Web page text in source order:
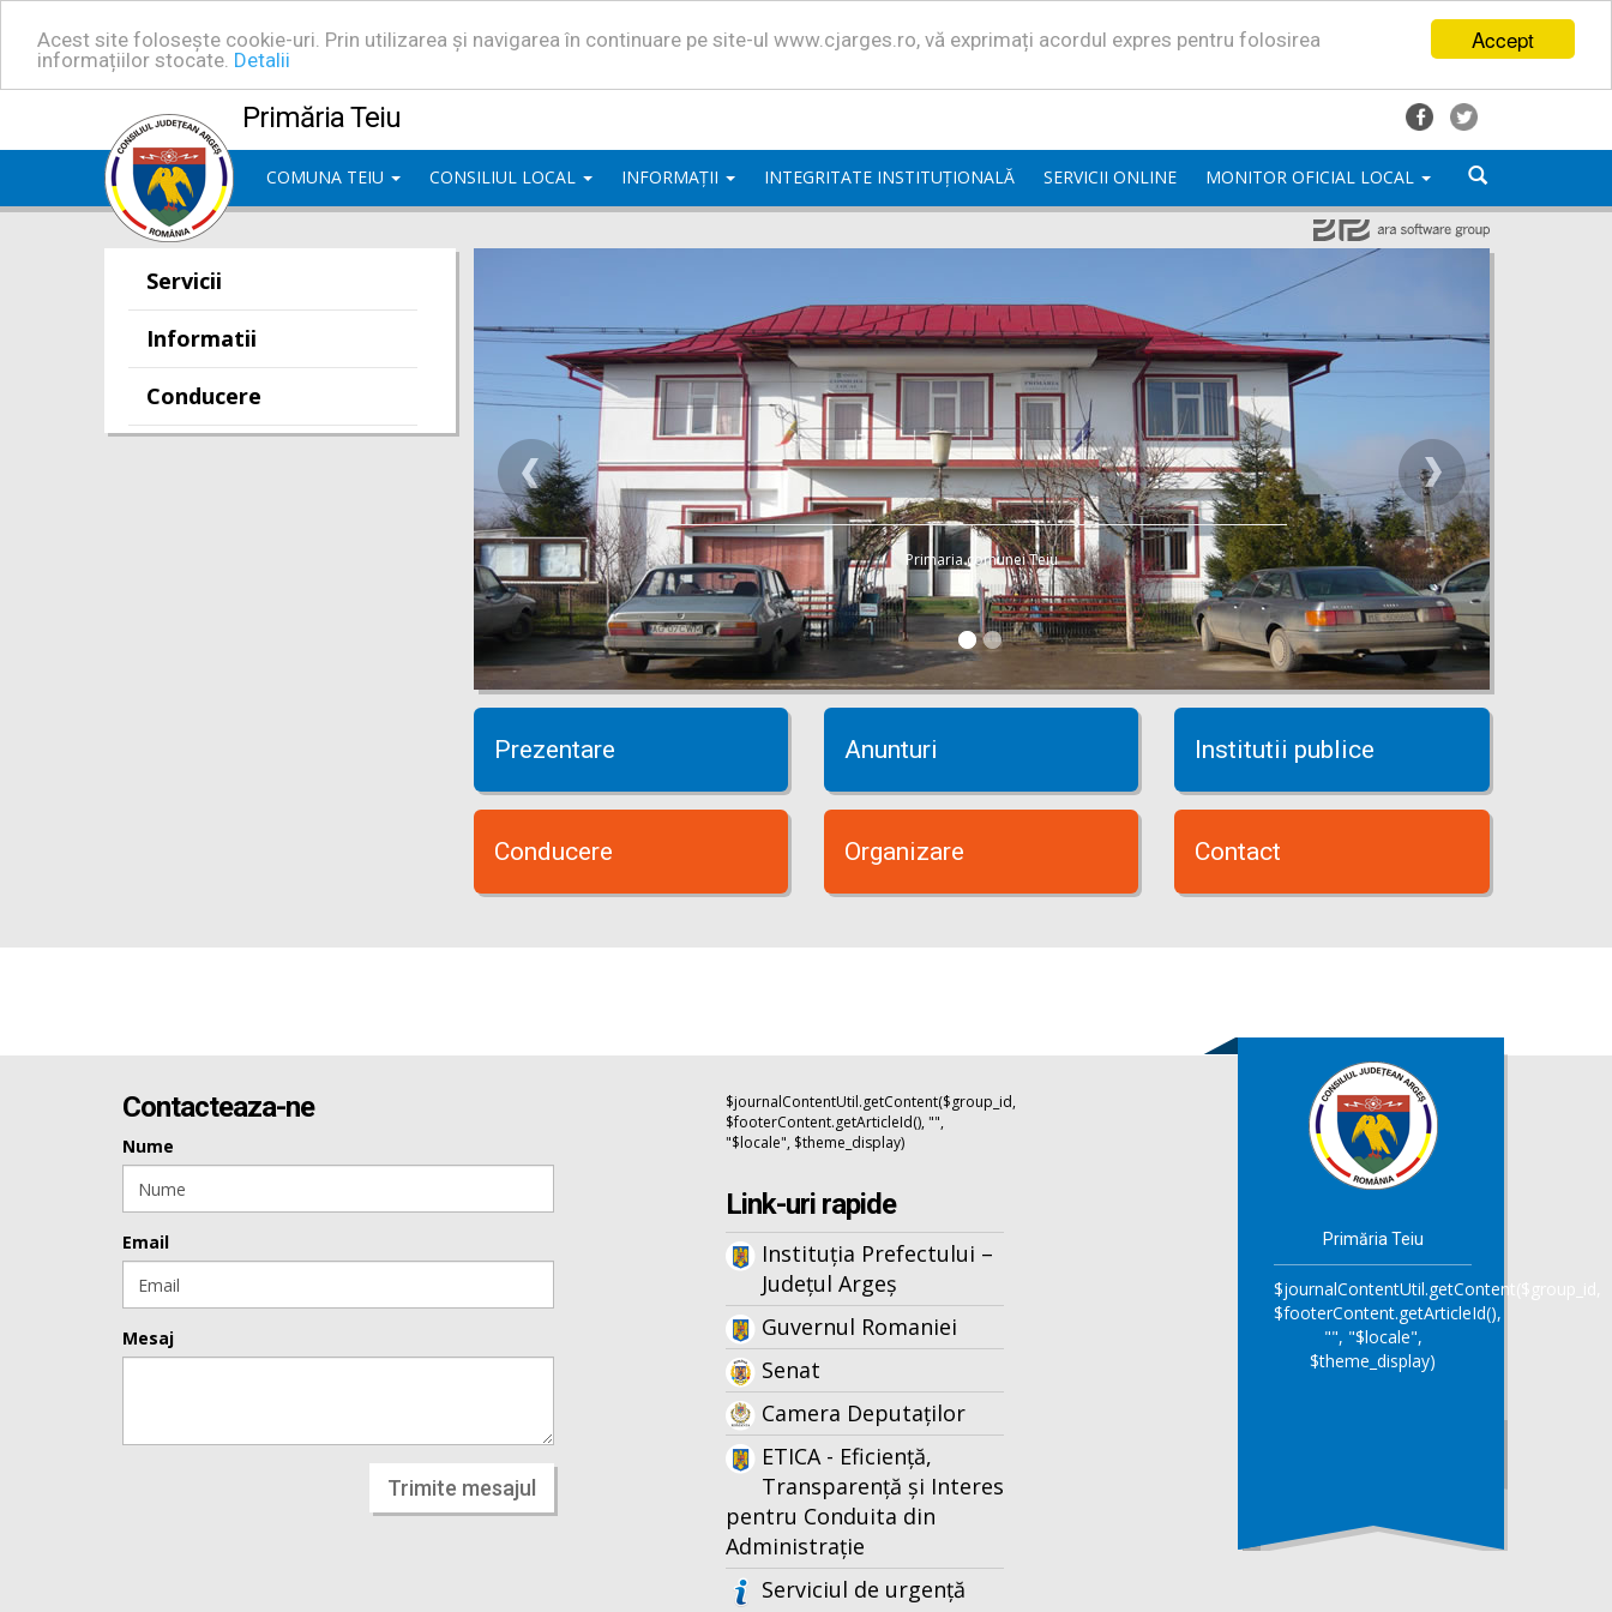
Accept
Acest site folosește cookie-uri. Prin utilizarea și navigarea în continuare pe site-ul www.cjarges.ro, vă exprimați acordul expres pentru folosirea
informațiilor stocate. Detalii
Primăria Teiu
COMUNA TEIU CONSILIUL LOCAL INFORMAȚII INTEGRITATE INSTITUȚIONALĂ SERVICII ONLINE MONITOR OFICIAL LOCAL
Servicii
Informatii
Conducere
Primaria comunei Teiu
Prezentare Anunturi Institutii publice
Conducere Organizare Contact
Contacteaza-ne
Nume
Email
Mesaj
Trimite mesajul
$journalContentUtil.getContent($group_id,
$footerContent.getArticleId(), "",
"$locale", $theme_display)
Link-uri rapide
Instituția Prefectului –
Județul Argeș
Guvernul Romaniei
Senat
Camera Deputaților
ETICA - Eficiență,
Transparență și Interes
pentru Conduita din
Administrație
Serviciul de urgență
Primăria Teiu
$journalContentUtil.getContent($group_id,
$footerContent.getArticleId(),
"", "$locale",
$theme_display)